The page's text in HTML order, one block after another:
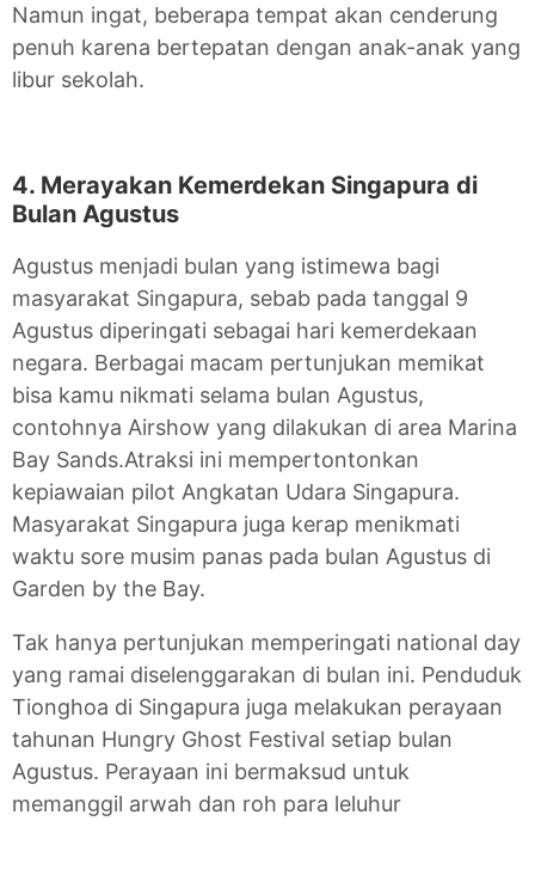
Namun ingat, beberapa tempat akan cenderung
penuh karena bertepatan dengan anak-anak yang
libur sekolah.
4. Merayakan Kemerdekan Singapura di
Bulan Agustus
Agustus menjadi bulan yang istimewa bagi
masyarakat Singapura, sebab pada tanggal 9
Agustus diperingati sebagai hari kemerdekaan
negara. Berbagai macam pertunjukan memikat
bisa kamu nikmati selama bulan Agustus,
contohnya Airshow yang dilakukan di area Marina
Bay Sands.Atraksi ini mempertontonkan
kepiawaian pilot Angkatan Udara Singapura.
Masyarakat Singapura juga kerap menikmati
waktu sore musim panas pada bulan Agustus di
Garden by the Bay.
Tak hanya pertunjukan memperingati national day
yang ramai diselenggarakan di bulan ini. Penduduk
Tionghoa di Singapura juga melakukan perayaan
tahunan Hungry Ghost Festival setiap bulan
Agustus. Perayaan ini bermaksud untuk
memanggil arwah dan roh para leluhur